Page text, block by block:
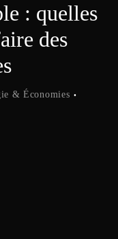
: quelles
des
& Économies